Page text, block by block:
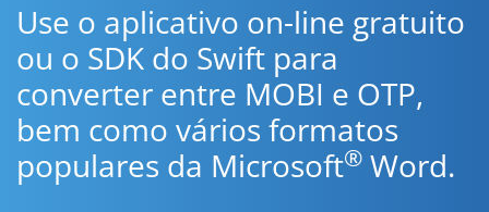
Use o aplicativo on-line gratuito
ou o SDK do Swift para
converter entre MOBI e OTP,
bem como vários formatos
populares da Microsoft® Word.